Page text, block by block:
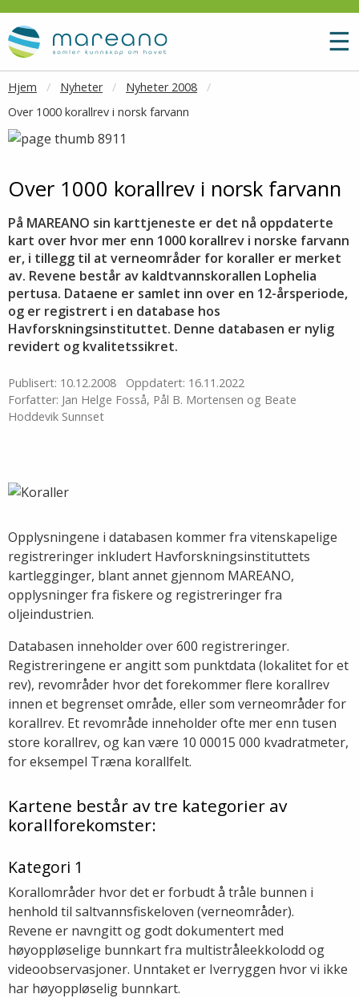
Gå til hovedinnhold
☰
Hjem Nyheter
Nyheter 2008
Over 1000 korallrev i norsk farvann
Over 1000 korallrev i norsk farvann
På MAREANO sin karttjeneste er det nå oppdaterte
kart over hvor mer enn 1000 korallrev i norske farvann
er, i tillegg til at verneområder for koraller er merket
av. Revene består av kaldtvannskorallen Lophelia
pertusa. Dataene er samlet inn over en 12-årsperiode,
og er registrert i en database hos
Havforskningsinstituttet. Denne databasen er nylig
revidert og kvalitetssikret.
Publisert: 10.12.2008
Oppdatert: 16.11.2022
Forfatter: Jan Helge Fosså, Pål B. Mortensen og Beate
Hoddevik Sunnset
Opplysningene i databasen kommer fra vitenskapelige
registreringer inkludert Havforskningsinstituttets
kartlegginger, blant annet gjennom MAREANO,
opplysninger fra fiskere og registreringer fra
oljeindustrien.
Databasen inneholder over 600 registreringer.
Registreringene er angitt som punktdata (lokalitet for et
rev), revområder hvor det forekommer flere korallrev
innen et begrenset område, eller som verneområder for
korallrev. Et revområde inneholder ofte mer enn tusen
store korallrev, og kan være 10 00015 000 kvadratmeter,
for eksempel Træna korallfelt.
Kartene består av tre kategorier av
korallforekomster:
Kategori 1
Korallområder hvor det er forbudt å tråle bunnen i
henhold til saltvannsfiskeloven (verneområder).
Revene er navngitt og godt dokumentert med
høyoppløselige bunnkart fra multistråleekkolodd og
videoobservasjoner. Unntaket er Iverryggen hvor vi ikke
har høyoppløselig bunnkart.